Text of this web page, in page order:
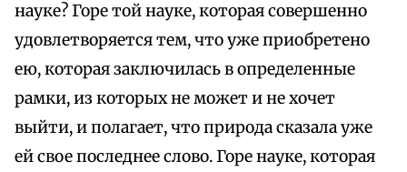
науке? Горе той науке, которая совершенно
удовлетворяется тем, что уже приобретено
ею, которая заключилась в определенные
рамки, из которых не может и не хочет
выйти, и полагает, что природа сказала уже
ей свое последнее слово. Горе науке, которая